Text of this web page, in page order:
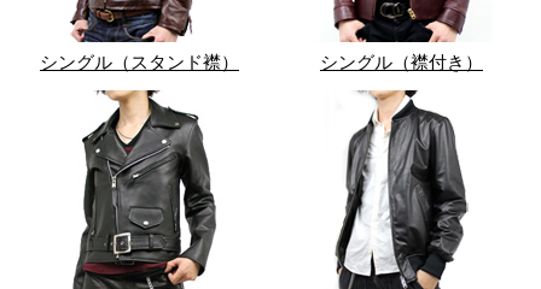
シングル（スタンド襟） シングル（襟付き）